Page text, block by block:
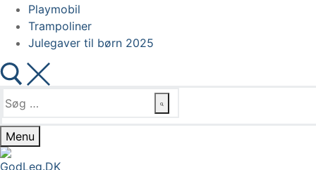
Playmobil
Trampoliner
Julegaver til børn 2025
Søg
efter:
Menu